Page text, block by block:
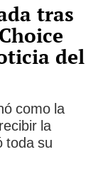
tras
del
como la
la
toda su